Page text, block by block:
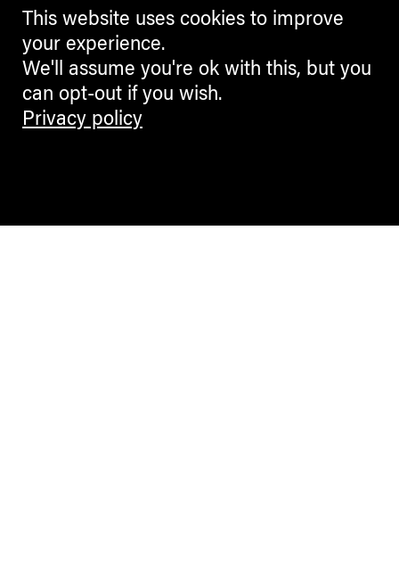
This website uses cookies to improve
your experience.
We'll assume you're ok with this, but you
can opt-out if you wish.
Privacy policy